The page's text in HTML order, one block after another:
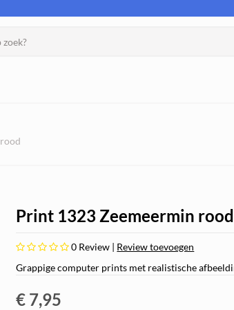
Print 1323 Zeemeermin rood
0 Review | Review toevoegen
Grappige computer prints met realistische
€ 7,95